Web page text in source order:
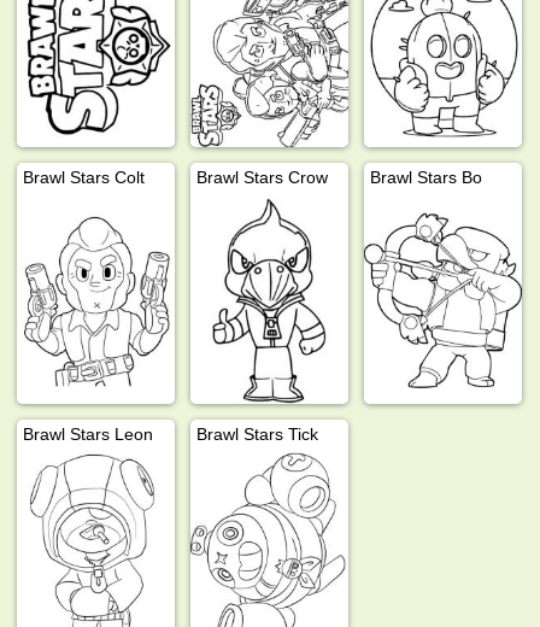
Brawl Stars Colt Brawl Stars Crow Brawl Stars Bo
Brawl Stars Leon Brawl Stars Tick